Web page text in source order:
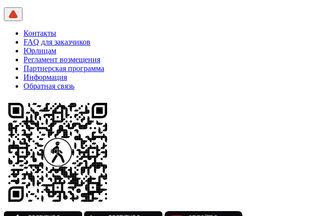
Контакты
FAQ для заказчиков
Юрлицам
Регламент возмещения
Партнерская программа
Информация
Обратная связь